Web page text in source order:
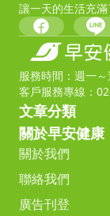
讓一天的生活充
服務時間：週一
客戶服務專線：
文章分類
關於早安健康
關於我們
聯絡我們
廣告刊登